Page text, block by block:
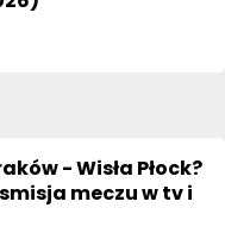
- Wisła Płock?
meczu w tv i